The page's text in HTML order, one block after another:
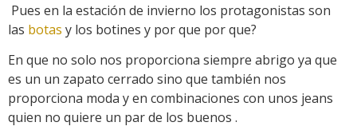
Pues en la estación de invierno los protagonistas son
las botas y los botines y por que por que?
En que no solo nos proporciona siempre abrigo ya que
es un un zapato cerrado sino que también nos
proporciona moda y en combinaciones con unos jeans
quien no quiere un par de los buenos .